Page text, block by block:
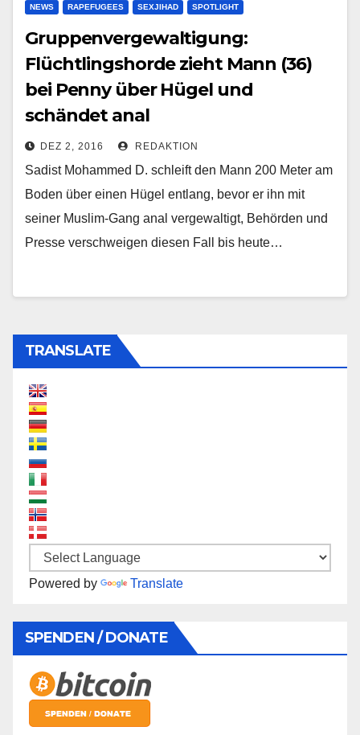
NEWS RAPEFUGEES SEXJIHAD SPOTLIGHT
Gruppenvergewaltigung:
Flüchtlingshorde zieht Mann (36)
bei Penny über Hügel und
schändet anal
DEZ 2, 2016 REDAKTION
Sadist Mohammed D. schleift den Mann 200 Meter am
Boden über einen Hügel entlang, bevor er ihn mit
seiner Muslim-Gang anal vergewaltigt, Behörden und
Presse verschweigen diesen Fall bis heute…
TRANSLATE
Powered by Translate
SPENDEN / DONATE